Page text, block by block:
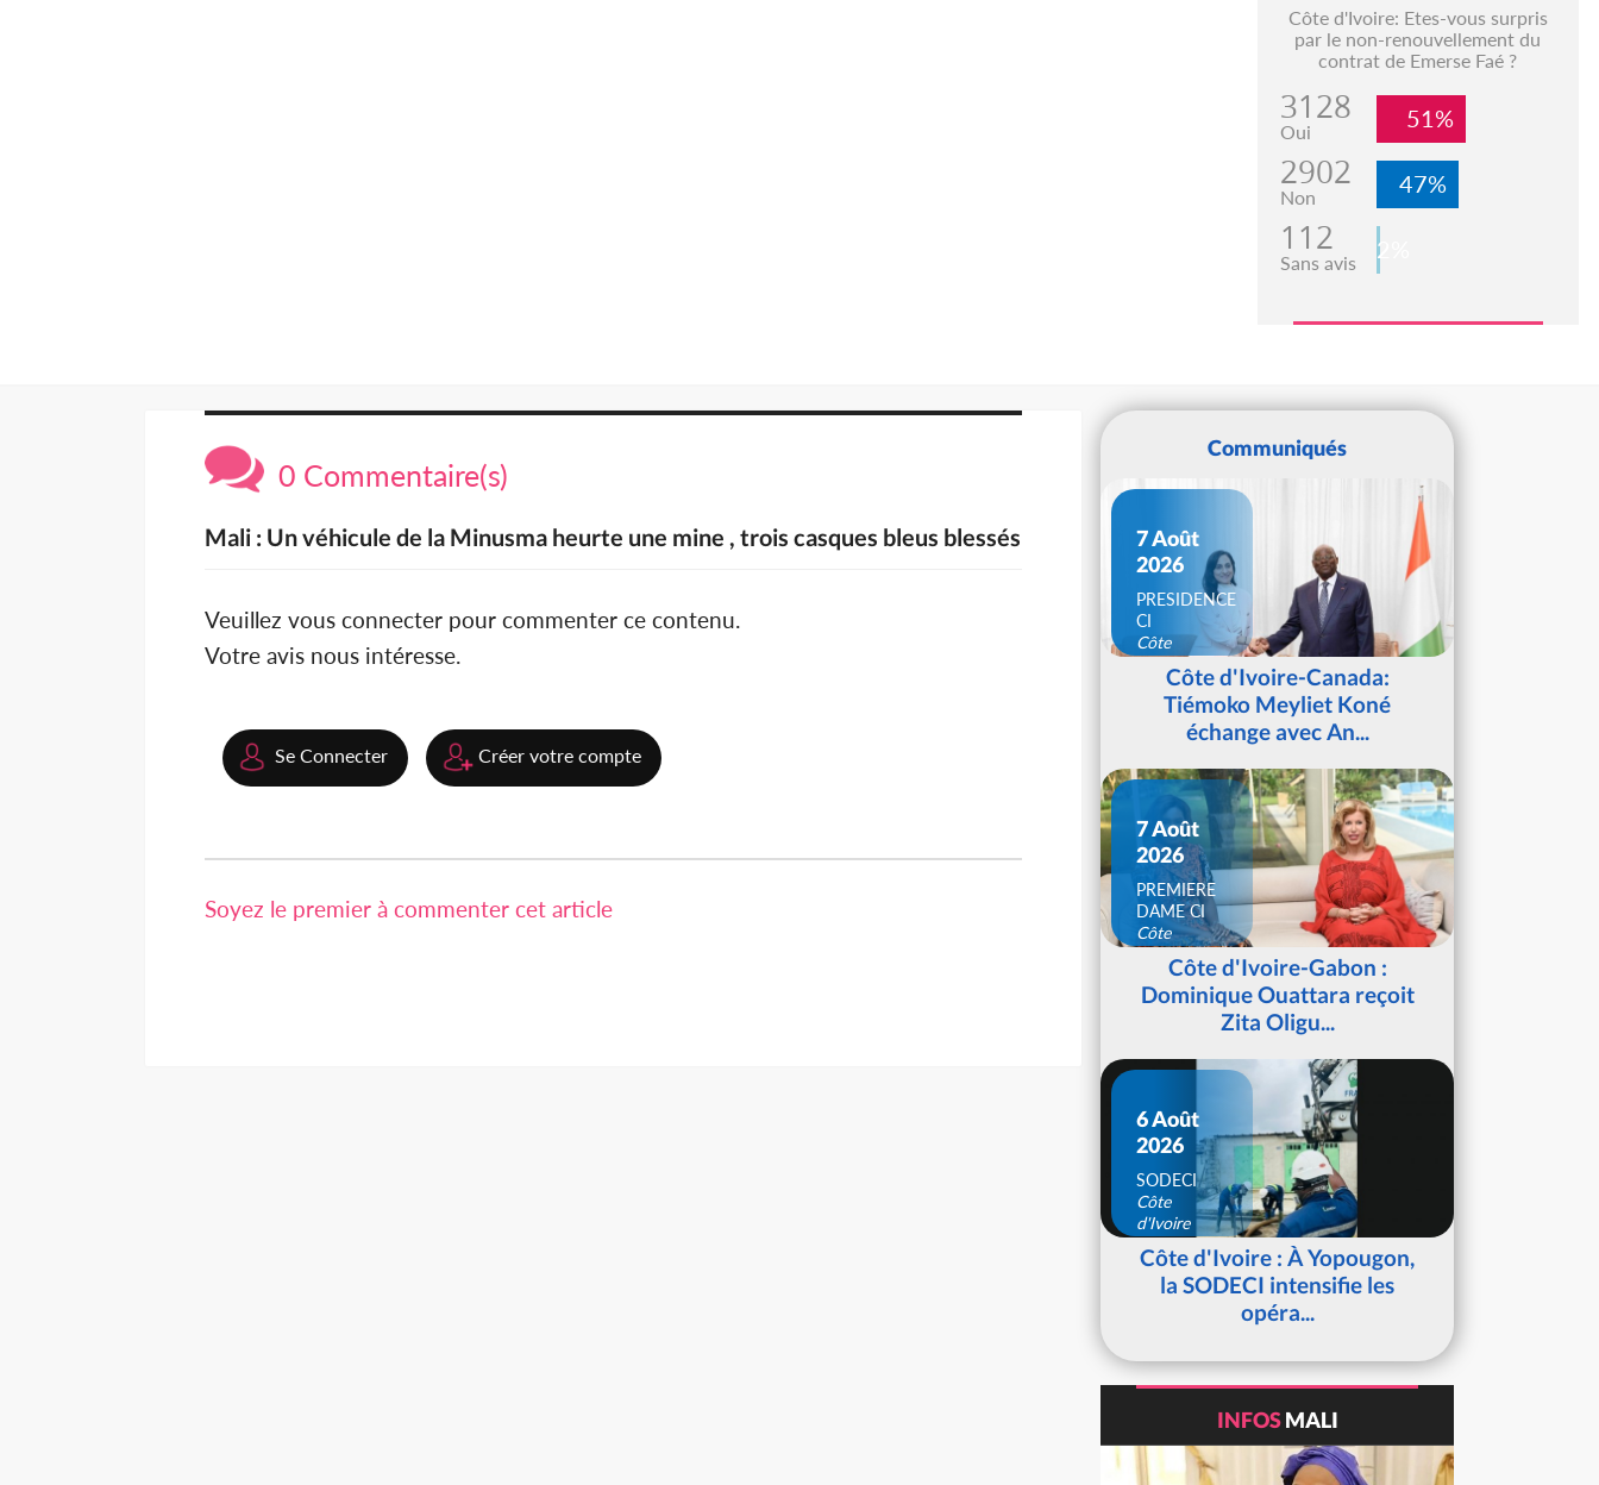
Côte d'Ivoire: Etes-vous surpris
par le non-renouvellement du
contrat de Emerse Faé ?
3128
Oui 51%
2902
Non 47%
112
Sans avis 2%
0 Commentaire(s)
Mali : Un véhicule de la Minusma heurte une mine , trois casques bleus blessés
Veuillez vous connecter pour commenter ce contenu.
Votre avis nous intéresse.
Se Connecter Créer votre compte
Soyez le premier à commenter cet article
Communiqués
7 Août
2026
PRESIDENCE
CI
Côte
d'IvoireCôte d'Ivoire-Canada:
Tiémoko Meyliet Koné
échange avec An...
7 Août
2026
PREMIERE
DAME CI
Côte
d'IvoireCôte d'Ivoire-Gabon :
Dominique Ouattara reçoit
Zita Oligu...
6 Août
2026
SODECI
Côte
d'Ivoire
Côte d'Ivoire : À Yopougon,
la SODECI intensifie les
opéra...
INFOSMALI